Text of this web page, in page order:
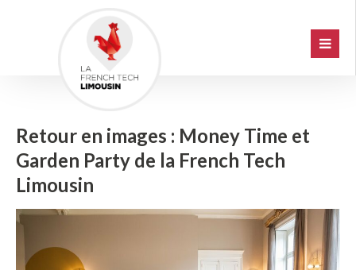
Retour en images : Money Time et
Garden Party de la French Tech
Limousin